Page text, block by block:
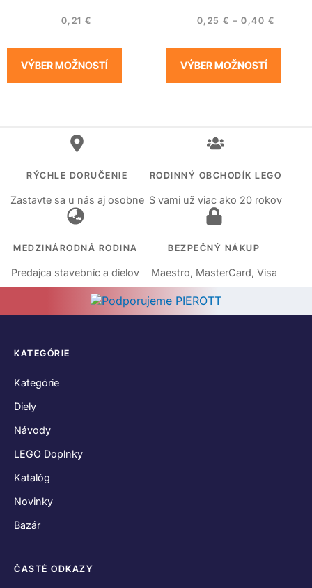
0,21 €
VÝBER MOŽNOSTÍ
0,25€ – 0,40 €
VÝBER MOŽNOSTÍ
RÝCHLE DORUČENIE
Zastavte sa u nás aj osobne
RODINNÝ OBCHODÍK LEGO
S vami už viac ako 20 rokov
MEDZINÁRODNÁ RODINA
Predajca stavebníc a dielov
BEZPEČNÝ NÁKUP
Maestro, MasterCard, Visa
KATEGÓRIE
Kategórie
Diely
Návody
LEGO Doplnky
Katalóg
Novinky
Bazár
ČASTÉ ODKAZY